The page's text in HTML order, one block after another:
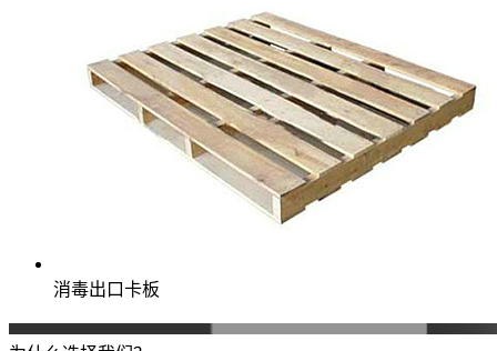
消毒出口卡板